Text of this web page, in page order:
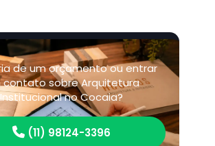
de um orçamento ou entrar
contato sobre Arquitetura
Institucional no Cocaia?
(11) 98124-3396